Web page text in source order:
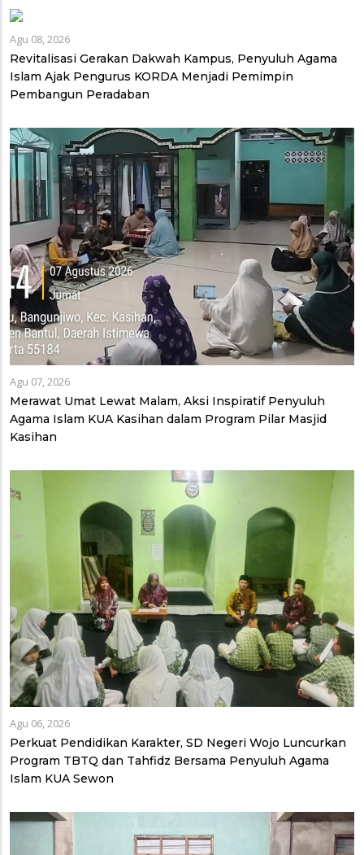
Agu 08, 2026
Revitalisasi Gerakan Dakwah Kampus, Penyuluh Agama
Islam Ajak Pengurus KORDA Menjadi Pemimpin
Pembangun Peradaban
Agu 07, 2026
Merawat Umat Lewat Malam, Aksi Inspiratif Penyuluh
Agama Islam KUA Kasihan dalam Program Pilar Masjid
Kasihan
Agu 06, 2026
Perkuat Pendidikan Karakter, SD Negeri Wojo Luncurkan
Program TBTQ dan Tahfidz Bersama Penyuluh Agama
Islam KUA Sewon